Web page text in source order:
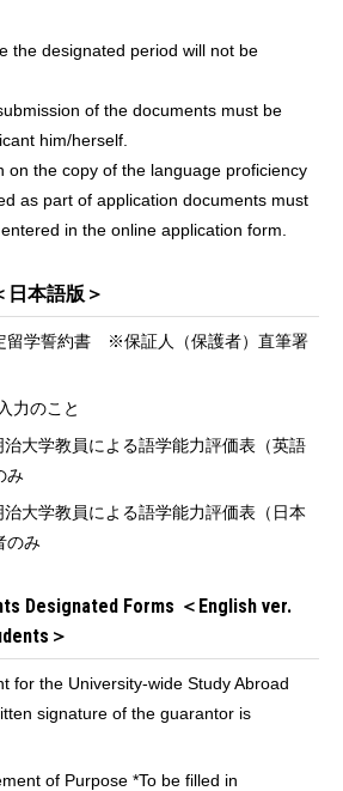
designated period will not be
of the documents must be
him/herself.
the copy of the language proficiency
as part of application documents must
in the online application form.
日本語版＞
留学誓約書 ※保証人（保護者）直筆署
力のこと
大学教員による語学能力評価表（英語
み
大学教員による語学能力評価表（日本
み
Designated Forms ＜English ver.
＞
for the University-wide Study Abroad
signature of the guarantor is
of Purpose *To be filled in